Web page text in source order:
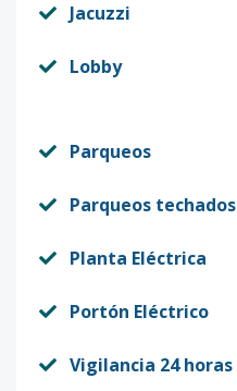
Jacuzzi
Lobby
Parqueos
Parqueos techados
Planta Eléctrica
Portón Eléctrico
Vigilancia 24 horas